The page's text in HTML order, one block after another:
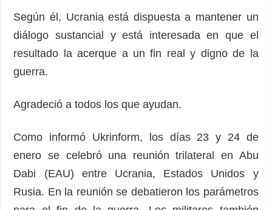
Según él, Ucrania está dispuesta a mantener un
diálogo sustancial y está interesada en que el
resultado la acerque a un fin real y digno de la
guerra.
Agradeció a todos los que ayudan.
Como informó Ukrinform, los días 23 y 24 de
enero se celebró una reunión trilateral en Abu
Dabi (EAU) entre Ucrania, Estados Unidos y
Rusia. En la reunión se debatieron los parámetros